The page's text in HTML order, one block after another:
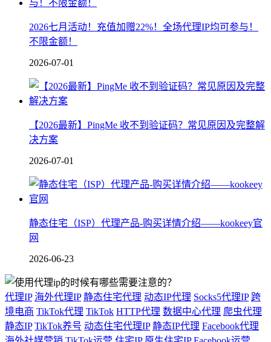
2026七月活动！充值加赠22%！全场代理IP均可参与！
不限金额！
2026-07-01
【2026最新】PingMe 收不到验证码？常见原因及完整解
决方案
2026-07-01
静态住宅（ISP）代理产品-购买详情介绍——kookeey官
网
2026-06-23
代理IP 海外代理IP 静态住宅代理 动态IP代理 Socks5代理IP 跨
境电商 TikTok代理 TikTok HTTP代理 数据中心代理 爬虫代理
静态IP TikTok养号 动态住宅代理IP 静态IP代理 Facebook代理